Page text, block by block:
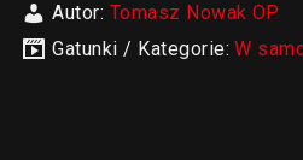
Autor: Tomasz Nowak OP
Gatunki / Kategorie:W